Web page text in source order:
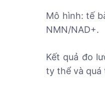
Mô hình: tế
NMN/NAD+.
Kết quả đo
ty thể và